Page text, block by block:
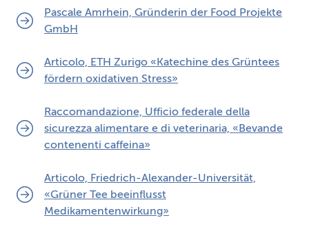
Pascale Amrhein, Gründerin der Food Projekte
GmbH
Articolo, ETH Zurigo «Katechine des Grüntees
fördern oxidativen Stress»
Raccomandazione, Ufficio federale della
sicurezza alimentare e di veterinaria, «Bevande
contenenti caffeina»
Articolo, Friedrich-Alexander-Universität,
«Grüner Tee beeinflusst
Medikamentenwirkung»